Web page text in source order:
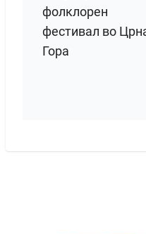
фолклорен
фестивал во
Гора